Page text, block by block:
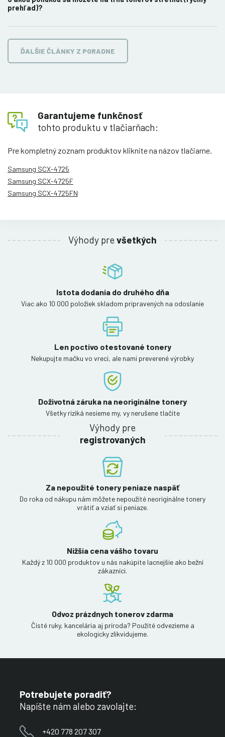
prehľad)?
ĎALŠIE ČLÁNKY Z PORADNE
Garantujeme funkčnosť
tohto produktu v tlačiarňach:
Pre kompletný zoznam produktov kliknite na názov tlačiarne.
Samsung SCX-4725
Samsung SCX-4725F
Samsung SCX-4725FN
Výhody pre všetkých
Istota dodania do druhého dňa
Viac ako 10 000 položiek skladom pripravených na odoslanie
Len poctivo otestované tonery
Nekupujte mačku vo vreci, ale nami preverené výrobky
Doživotná záruka na neoriginálne tonery
Všetky riziká nesieme my, vy nerušene tlačíte
Výhody pre
registrovaných
Za nepoužité tonery peniaze naspäť
Do roka od nákupu nám môžete nepoužité neoriginálne tonery
vrátiť a vziať si peniaze.
Nižšia cena vášho tovaru
Každý z 10 000 produktov u nás nakúpite lacnejšie ako bežní
zákazníci.
Odvoz prázdnych tonerov zdarma
Čisté ruky, kancelária aj príroda? Použité odvezieme a
ekologicky zlikvidujeme.
Potrebujete poradiť?
Napíšte nám alebo zavolajte:
+420 778 207 307